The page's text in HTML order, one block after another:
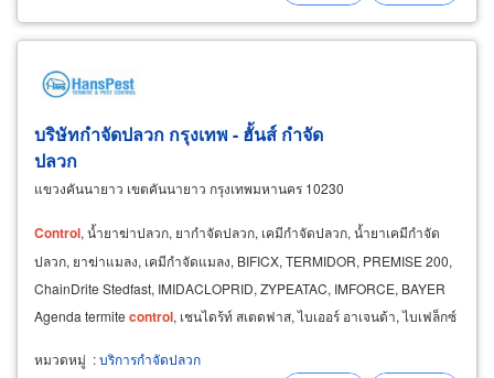
บริษัทกำจัดปลวก กรุงเทพ - ฮั้นส์ กำจัด
ปลวก
แขวงคันนายาว เขตคันนายาว กรุงเทพมหานคร 10230
Control, น้ำยาฆ่าปลวก, ยากำจัดปลวก, เคมีกำจัดปลวก, น้ำยาเคมีกำจัด
ปลวก, ยาฆ่าแมลง, เคมีกำจัดแมลง, BIFICX, TERMIDOR, PREMISE 200,
ChainDrite Stedfast, IMIDACLOPRID, ZYPEATAC, IMFORCE, BAYER
Agenda termite control, เชนไดร้ท์ สเตดฟาส, ไบเออร์ อาเจนด้า, ไบเฟล็กซ์
หมวดหมู่ :บริการกำจัดปลวก